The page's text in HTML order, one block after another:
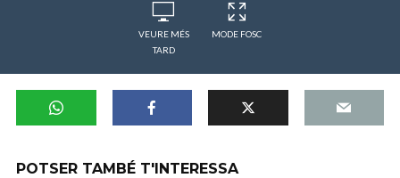
VEURE MÉS
TARD
MODE FOSC
POTSER TAMBÉ T'INTERESSA